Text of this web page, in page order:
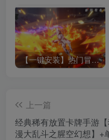
【一键安装】热门冒险策略类游戏崩坏：星穹铁道全新2.3版本一键端+一键代理+一键启动+免虚拟机
上一篇
经典稀有放置卡牌手游
漫大乱斗之腥空幻想】+